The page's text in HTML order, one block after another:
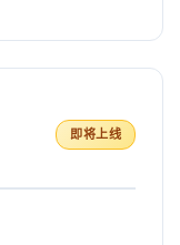
即将上线